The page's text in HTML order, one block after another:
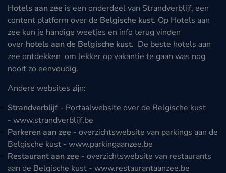
Hotels aan zee is een onderdeel van Strandverblijf, een
content platform over de Belgische kust. Op Hotels aan
zee kun je handige weetjes en info terug vinden
over hotels aan de Belgische kust. De beste hotels aan
zee ontdekken om lekker op vakantie te gaan was nog
nooit zo eenvoudig.
Andere websites zijn:
Strandverblijf - Portaalwebsite over de Belgische kust
- www.strandverblijf.be
Parkeren aan zee - overzichtswebsite van parkings aan de
Belgische kust - www.parkingaanzee.be
Restaurant aan zee - overzichtswebsite van restaurants
aan de Belgische kust - www.restaurantaanzee.be